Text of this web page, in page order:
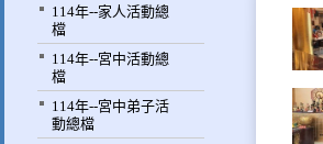
114年--家人活動總
檔
114年--宮中活動總
檔
114年--宮中弟子活
動總檔